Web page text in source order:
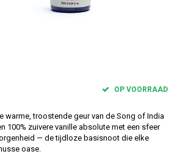
OP VOORRAAD
warme, troostende geur van de Song of India
100% zuivere vanille absolute met een sfeer
— de tijdloze basisnoot die elke
oase.